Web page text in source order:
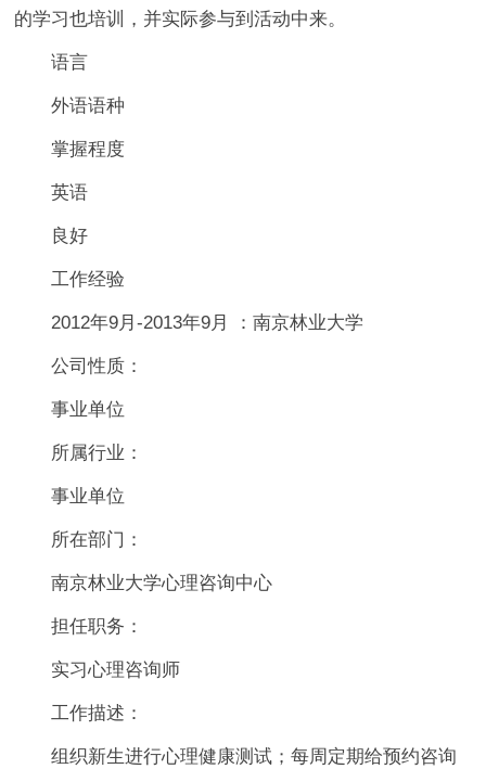
的学习也培训，并实际参与到活动中来。
语言
外语语种
掌握程度
英语
良好
工作经验
2012年9月-2013年9月 ：南京林业大学
公司性质：
事业单位
所属行业：
事业单位
所在部门：
南京林业大学心理咨询中心
担任职务：
实习心理咨询师
工作描述：
组织新生进行心理健康测试；每周定期给预约咨询